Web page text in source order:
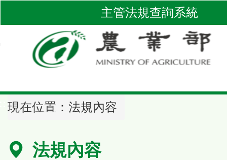
到
區
塊
主管法規查詢系統
現在位置： 法規內容
法規內容